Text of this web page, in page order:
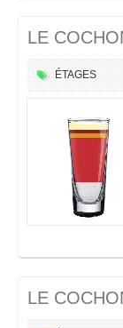
LE
ÉTAGES
LE